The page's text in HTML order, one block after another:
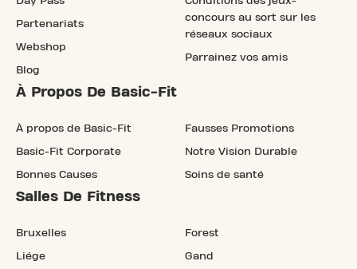
Partenariats
Webshop
Blog
concours au sort sur les
réseaux sociaux
Parrainez vos amis
À Propos De Basic-Fit
À propos de Basic-Fit
Basic-Fit Corporate
Bonnes Causes
Fausses Promotions
Notre Vision Durable
Soins de santé
Salles De Fitness
Bruxelles
Liége
Forest
Gand